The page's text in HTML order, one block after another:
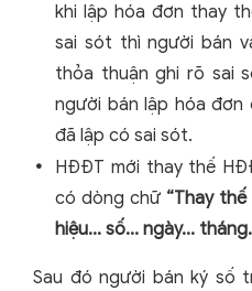
khi lập hóa đơn thay
sai sót thì người bán
thỏa thuận ghi rõ sai
người bán lập hóa
đã lập có sai sót.
HĐĐT mới thay thế
có dòng chữ “Thay
hiệu... số... ngày...
Sau đó người bán ký số